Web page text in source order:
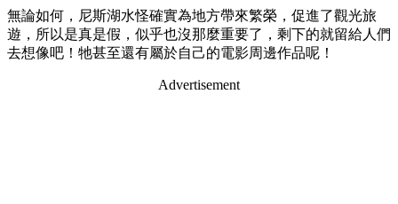
無論如何，尼斯湖水怪確實為地方帶來繁榮，促進了觀光旅
遊，所以是真是假，似乎也沒那麼重要了，剩下的就留給人們
去想像吧！ 牠甚至還有屬於自己的電影周邊作品呢！
Advertisement